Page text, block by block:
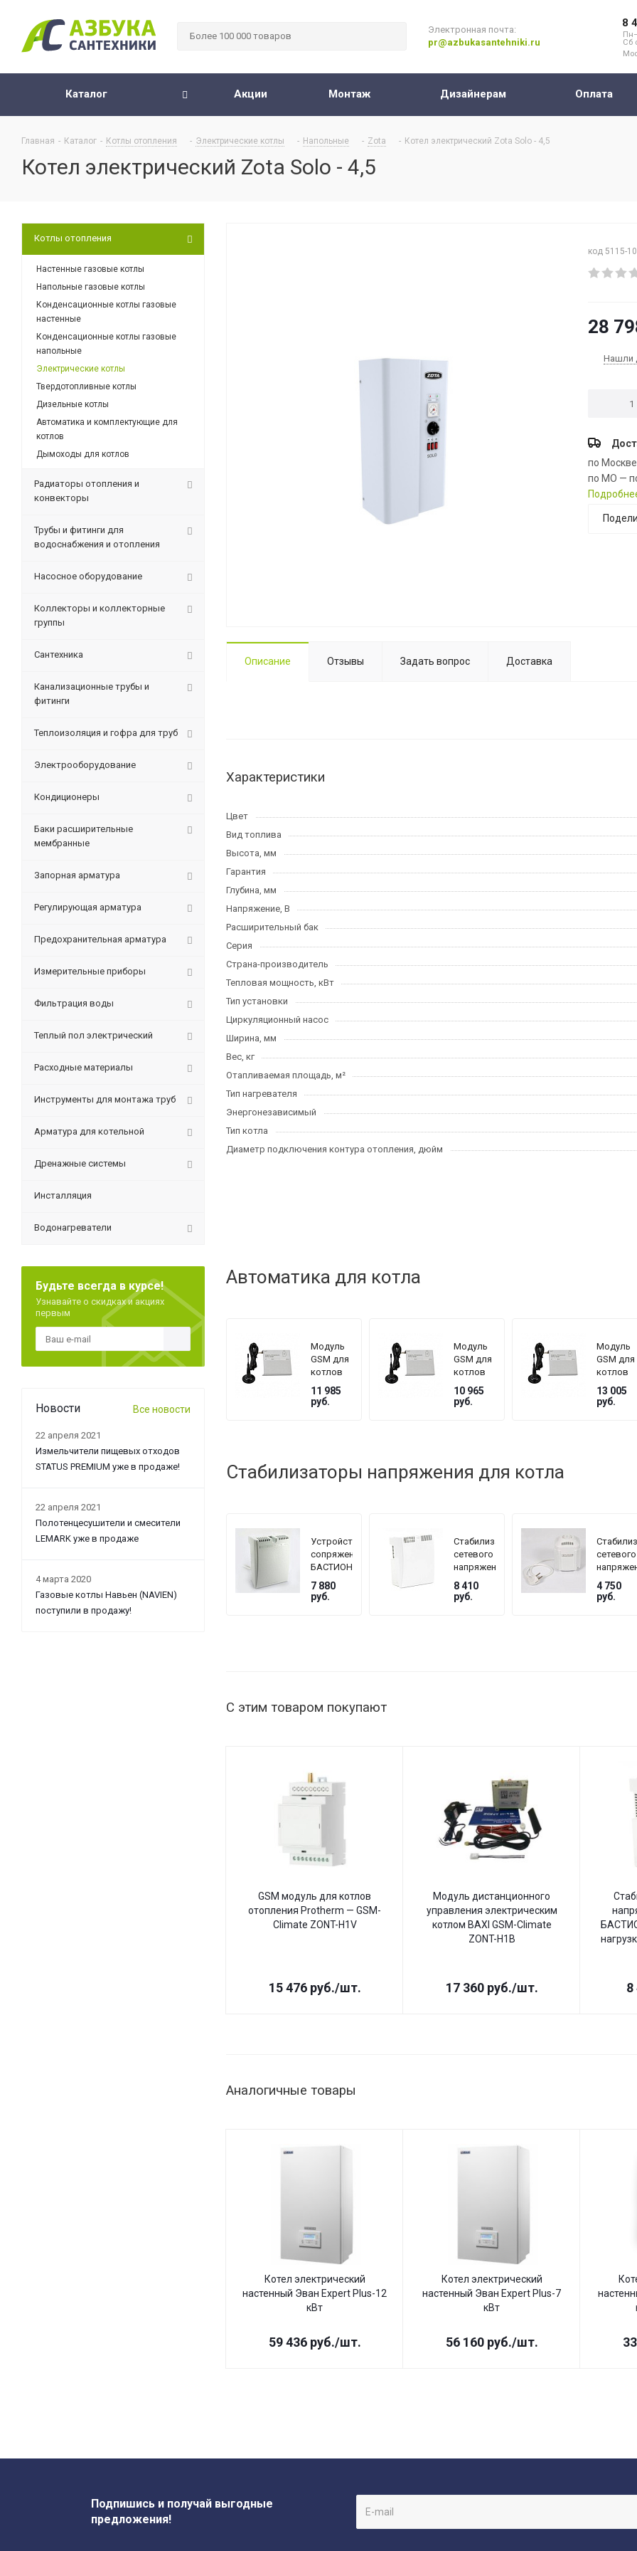
Электронная почта:
pr@azbukasantehniki.ru
8
Сб
Каталог Акции Монтаж Дизайнерам Оплата
Главная - Каталог - Котлы отопления - Электрические котлы - Напольные - Zota - Котел электрический Zota Solo - 4,5
Котел электрический Zota Solo - 4,5
код 5115-
28
Нашли
по
по МО —
Описание Отзывы Задать вопрос Доставка
Характеристики
Цвет
Вид топлива
Высота, мм
Гарантия
Глубина, мм
Напряжение, В
Расширительный бак
Серия
Страна-производитель
Тепловая мощность, кВт
Тип установки
Циркуляционный насос
Ширина, мм
Вес, кг
Отапливаемая площадь, м²
Тип нагревателя
Энергонезависимый
Тип котла
Диаметр подключения контура отопления, дюйм
Автоматика для котла
Модуль
GSM для
котлов
ZOTA
серии
Lux, MK
11 985
руб.
Модуль
GSM для
котлов
ZOTA
серии
Magna
10 965
руб.
Модуль
GSM для
котлов
ZOTA
серии
Pellet,
13 005
руб.
Стабилизаторы напряжения для котла
Устройство
сопряжения
БАСТИОН
TEPLOCOM
GF
7 880
руб.
Стабилизатор
сетевого
напряжения
TEPLOCOM
БАСТИОН
ST-1515
8 410
руб.
сетевого
TEPLOCOM
БАСТИОН
ST
4 750
руб.
С этим товаром покупают
GSM модуль для котлов
отопления Protherm — GSM-
Climate ZONT-H1V
15 476руб./шт.
Модуль дистанционного
управления электрическим
котлом BAXI GSM-Climate
ZONT-H1B
17 360руб./шт. 8
Аналогичные товары
Котел электрический
настенный Эван Expert Plus-12
кВт
59 436руб./шт.
Котел электрический
настенный Эван Expert Plus-7
кВт
56 160руб./шт.
Котлы отопления
Настенные газовые котлы
Напольные газовые котлы
Конденсационные котлы газовые
настенные
Конденсационные котлы газовые
напольные
Электрические котлы
Твердотопливные котлы
Дизельные котлы
Автоматика и комплектующие для
котлов
Дымоходы для котлов
Радиаторы отопления и
конвекторы
Трубы и фитинги для
водоснабжения и отопления
Насосное оборудование
Коллекторы и коллекторные
группы
Сантехника
Канализационные трубы и
фитинги
Теплоизоляция и гофра для труб
Электрооборудование
Кондиционеры
Баки расширительные
мембранные
Запорная арматура
Регулирующая арматура
Предохранительная арматура
Измерительные приборы
Фильтрация воды
Теплый пол электрический
Расходные материалы
Инструменты для монтажа труб
Арматура для котельной
Дренажные системы
Инсталляция
Водонагреватели
Будьте всегда в курсе!
Узнавайте о скидках и акциях
первым
Новости Все новости
22 апреля 2021
Измельчители пищевых отходов
STATUS PREMIUM уже в продаже!
22 апреля 2021
Полотенцесушители и смесители
LEMARK уже в продаже
4 марта 2020
Газовые котлы Навьен (NAVIEN)
поступили в продажу!
Подпишись и получай выгодные
предложения!